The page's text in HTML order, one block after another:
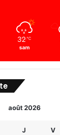
32 ℃
sam
août 2026
J V